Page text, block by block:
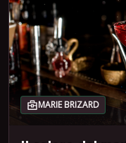
MARIE BRIZARD